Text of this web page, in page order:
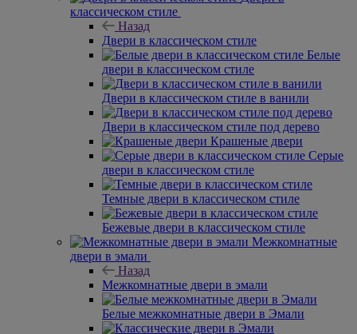
классическом стиле
Назад
Двери в классическом стиле
Белые
двери в классическом стиле
Двери в классическом стиле в ванили
Двери в классическом стиле под дерево
Крашеные двери
Серые
двери в классическом стиле
Темные двери в классическом стиле
Бежевые двери в классическом стиле
Межкомнатные
двери в эмали
Назад
Межкомнатные двери в эмали
Белые межкомнатные двери в Эмали